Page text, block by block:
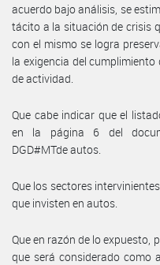
acuerdo bajo análisis, se
tácito a la situación de crisis
con el mismo se logra
la exigencia del
de actividad.
Que cabe indicar que el
en la página 6 del
DGD#MTde autos.
Que los sectores
que invisten en autos.
Que en razón de lo expuesto,
que será considerado como